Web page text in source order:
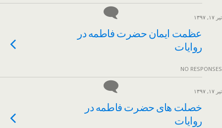
تیر ۱۷, ۱۳۹۷
عظمت ایمان حضرت فاطمه در
روایات
NO RESPONSES
تیر ۱۷, ۱۳۹۷
خصلت های حضرت فاطمه در
روایات